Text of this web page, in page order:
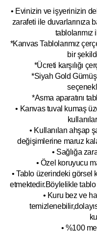
• Evinizin ve işyerinizin
zarafeti ile duvarlarınıza
tablolarımız
*Kanvas Tablolarımız
bir
*Ücreti karşılığı
*Siyah Gold
*Asma aparatını
• Kanvas tuval kumaş
• Kullanılan ahşap
değişimlerine maruz
• Sağlığa
• Özel koruyucu
• Tablo üzerindeki görsel
etmektedir.Böylelikle
• Kuru bez ve
• %100